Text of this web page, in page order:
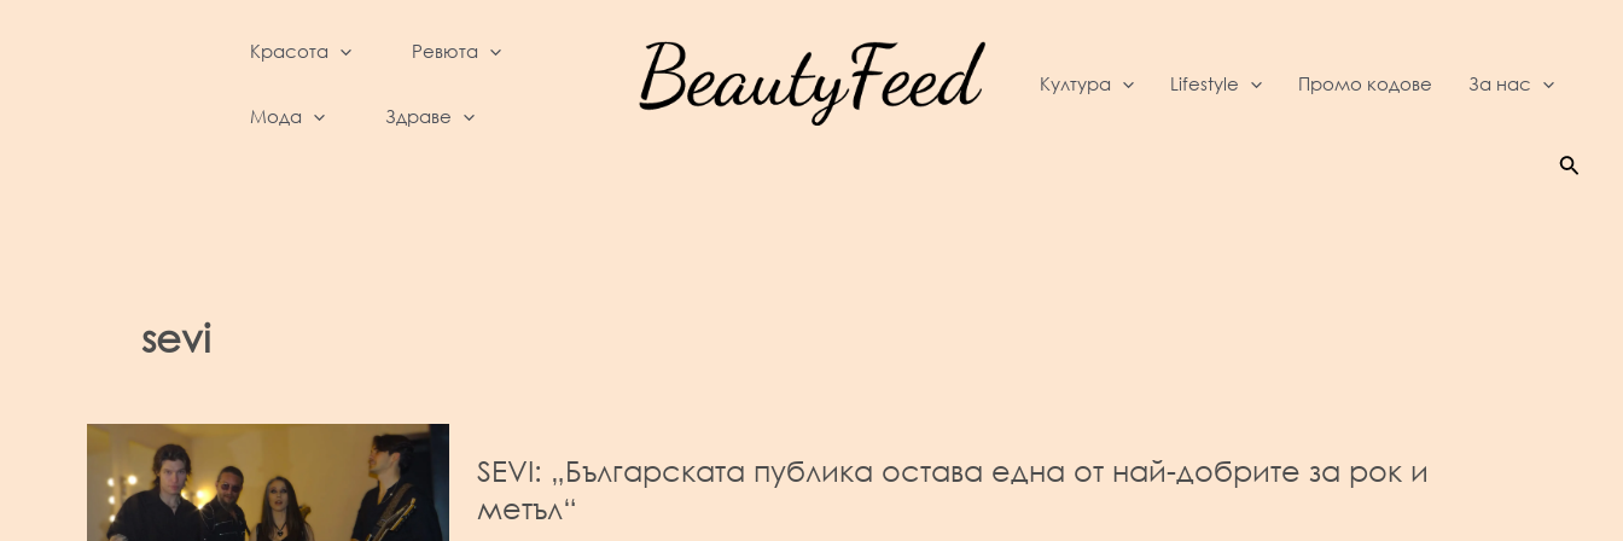
Красота Ревюта
Мода Здраве
Култура Lifestyle Промо кодове За нас
sevi
SEVI: „Българската публика остава една от най-добрите за рок и
метъл“